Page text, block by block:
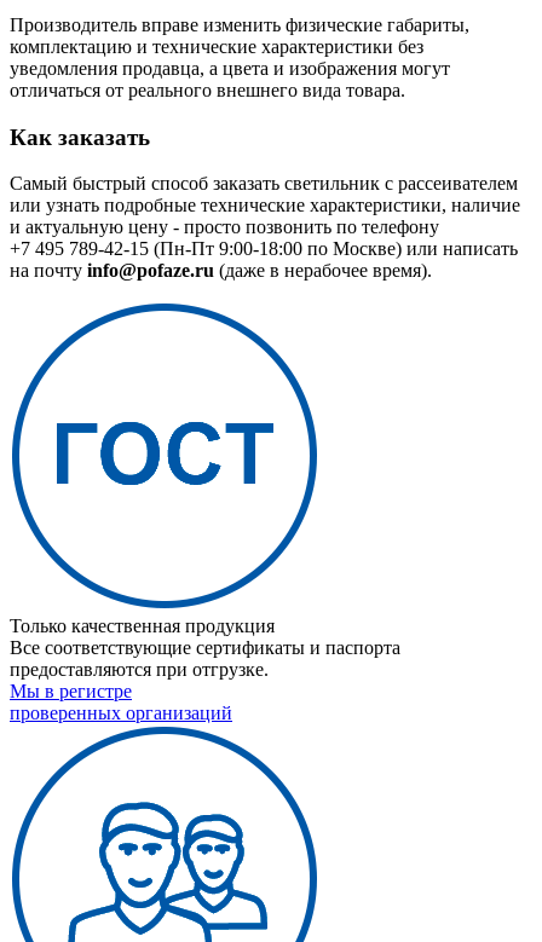
Производитель вправе изменить физические габариты,
комплектацию и технические характеристики без
уведомления продавца, а цвета и изображения могут
отличаться от реального внешнего вида товара.
Как заказать
Самый быстрый способ заказать светильник с рассеивателем
или узнать подробные технические характеристики, наличие
и актуальную цену - просто позвонить по телефону
+7 495 789-42-15 (Пн-Пт 9:00-18:00 по Москве) или написать
на почту info@pofaze.ru (даже в нерабочее время).
Только качественная продукция
Все соответствующие сертификаты и паспорта
предоставляются при отгрузке.
Мы в регистре
проверенных организаций